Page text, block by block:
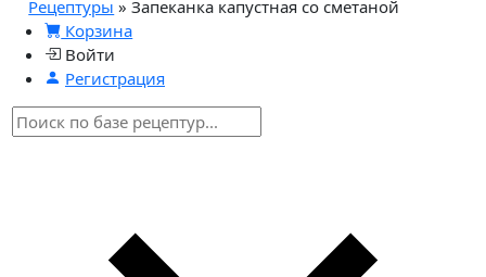
Рецептуры » Запеканка капустная со сметаной
Корзина
Войти
Регистрация